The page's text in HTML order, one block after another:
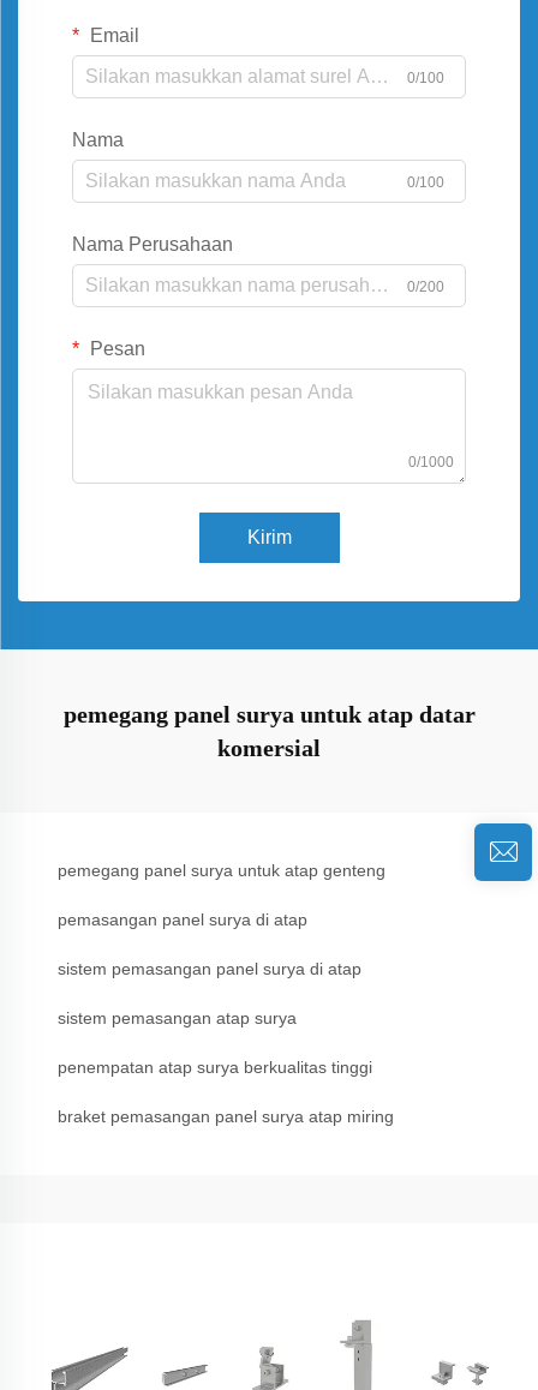
Email
0/100
Nama
0/100
Nama Perusahaan
0/200
Pesan
0/1000
Kirim
pemegang panel surya untuk atap datar
komersial
pemegang panel surya untuk atap genteng
pemasangan panel surya di atap
sistem pemasangan panel surya di atap
sistem pemasangan atap surya
penempatan atap surya berkualitas tinggi
braket pemasangan panel surya atap miring